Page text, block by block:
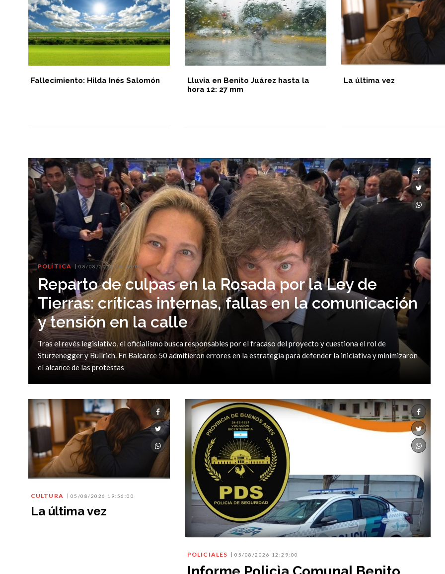
Fallecimiento: Hilda Inés Salomón
Lluvia en Benito Juárez hasta la
hora 12: 27 mm
La última vez
POLÍTICA 08/08/2026 00:36:00
Reparto de culpas en la Rosada por la Ley de
Tierras: críticas internas, fallas en la comunicación
y tensión en la calle
Tras el revés legislativo, el oficialismo busca responsables por el fracaso del proyecto y cuestiona el rol de
Sturzenegger y Bullrich. En Balcarce 50 admitieron errores en la estrategia para defender la iniciativa y minimizaron
el alcance de las protestas
CULTURA 05/08/2026 19:56:00
La última vez
POLICIALES 05/08/2026 12:29:00